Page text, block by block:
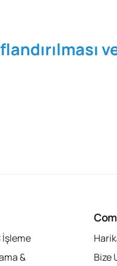
İşleme
&
Bize